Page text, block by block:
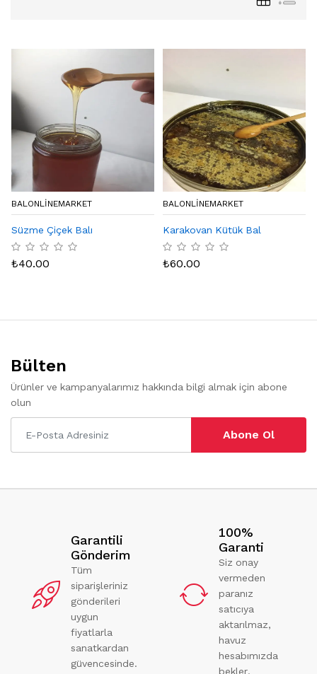
BALONLINEMARKET
Süzme Çiçek Balı
₺40.00
BALONLINEMARKET
Karakovan Kütük Bal
₺60.00
Bülten
Ürünler ve kampanyalarımız hakkında bilgi almak için abone
olun
Abone Ol
Garantili
Gönderim
Tüm
siparişleriniz
gönderileri
uygun
fiyatlarla
sanatkardan
güvencesinde.
100%
Garanti
Siz onay
vermeden
paranız
satıcıya
aktarılmaz,
havuz
hesabımızda
bekler.